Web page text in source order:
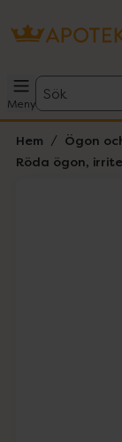
Meny
Sök
Hem
Ögon
Röda ögon,
Lista: